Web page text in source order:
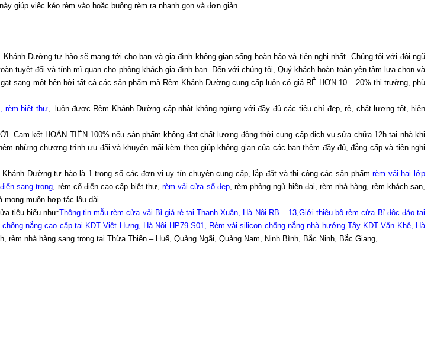
giúp việc kéo rèm vào hoặc buông rèm ra nhanh gọn và đơn giản.
Đường tự hào sẽ mang tới cho bạn và gia đình không gian sống hoàn hảo và tiện nghi nhất. Chúng tôi với đội ngũ
tuyệt đối và tính mĩ quan cho phòng khách gia đình bạn. Đến với chúng tôi, Quý khách hoàn toàn yên tâm lựa chọn và
sang một bên bởi tất cả các sản phẩm mà Rèm Khánh Đường cung cấp luôn có giá RẺ HƠN 10 – 20% thị trường, phù
, rèm biệt thự,..luôn được Rèm Khánh Đường cập nhật không ngừng với đầy đủ các tiêu chí đẹp, rẻ, chất lượng tốt, hiện
Cam kết HOÀN TIỀN 100% nếu sản phẩm không đạt chất lượng đồng thời cung cấp dịch vụ sửa chữa 12h tại nhà khi
những chương trình ưu đãi và khuyến mãi kèm theo giúp không gian của các bạn thêm đầy đủ, đẳng cấp và tiện nghi
Đường tự hào là 1 trong số các đơn vị uy tín chuyên cung cấp, lắp đặt và thi công các sản phẩm rèm vải hai lớp
sang trọng, rèm cổ điển cao cấp biệt thự, rèm vải cửa sổ đẹp, rèm phòng ngủ hiện đại, rèm nhà hàng, rèm khách sạn,
muốn hợp tác lâu dài.
tiêu biểu như:Thông tin mẫu rèm cửa vải Bỉ giá rẻ tại Thanh Xuân, Hà Nội RB – 13,Giới thiệu bộ rèm cửa Bỉ độc đáo tại
nắng cao cấp tại KĐT Việt Hưng, Hà Nội HP79-S01, Rèm vải silicon chống nắng nhà hướng Tây KĐT Văn Khê, Hà
nhà hàng sang trọng tại Thừa Thiên – Huế, Quảng Ngãi, Quảng Nam, Ninh Bình, Bắc Ninh, Bắc Giang,…